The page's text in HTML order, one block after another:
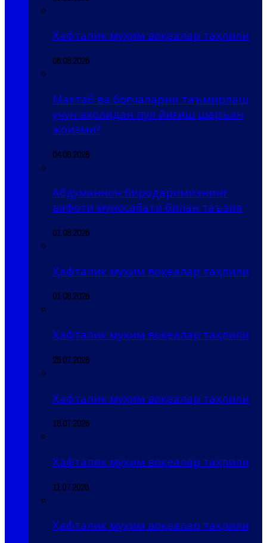
Ҳафталик муҳим воқеалар таҳлили
08.08.2026
Мактаб ва боғчаларни таъмирлаш
учун аҳолидан пул йиғиш шаръан
жоизми?
04.08.2026
Абдуманнон биродаримизнинг
вафоти муносабати билан таъзия
01.08.2026
Ҳафталик муҳим воқеалар таҳлили
01.08.2026
Ҳафталик муҳим воқеалар таҳлили
25.07.2026
Ҳафталик муҳим воқеалар таҳлили
18.07.2026
Ҳафталик муҳим воқеалар таҳлили
11.07.2026
Ҳафталик муҳим воқеалар таҳлили